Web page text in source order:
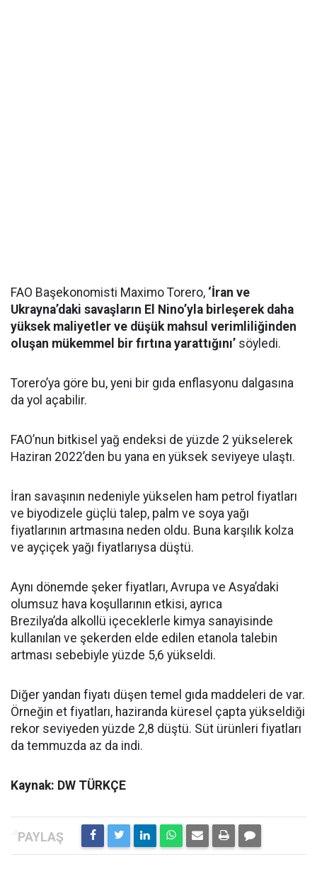
FAO Başekonomisti Maximo Torero, ‘İran ve
Ukrayna’daki savaşların El Nino’yla birleşerek daha
yüksek maliyetler ve düşük mahsul verimliliğinden
oluşan mükemmel bir fırtına yarattığını’ söyledi.
Torero’ya göre bu, yeni bir gıda enflasyonu dalgasına
da yol açabilir.
FAO’nun bitkisel yağ endeksi de yüzde 2 yükselerek
Haziran 2022’den bu yana en yüksek seviyeye ulaştı.
İran savaşının nedeniyle yükselen ham petrol fiyatları
ve biyodizele güçlü talep, palm ve soya yağı
fiyatlarının artmasına neden oldu. Buna karşılık kolza
ve ayçiçek yağı fiyatlarıysa düştü.
Aynı dönemde şeker fiyatları, Avrupa ve Asya’daki
olumsuz hava koşullarının etkisi, ayrıca
Brezilya’da alkollü içeceklerle kimya sanayisinde
kullanılan ve şekerden elde edilen etanola talebin
artması sebebiyle yüzde 5,6 yükseldi.
Diğer yandan fiyatı düşen temel gıda maddeleri de var.
Örneğin et fiyatları, haziranda küresel çapta yükseldiği
rekor seviyeden yüzde 2,8 düştü. Süt ürünleri fiyatları
da temmuzda az da indi.
Kaynak: DW TÜRKÇE